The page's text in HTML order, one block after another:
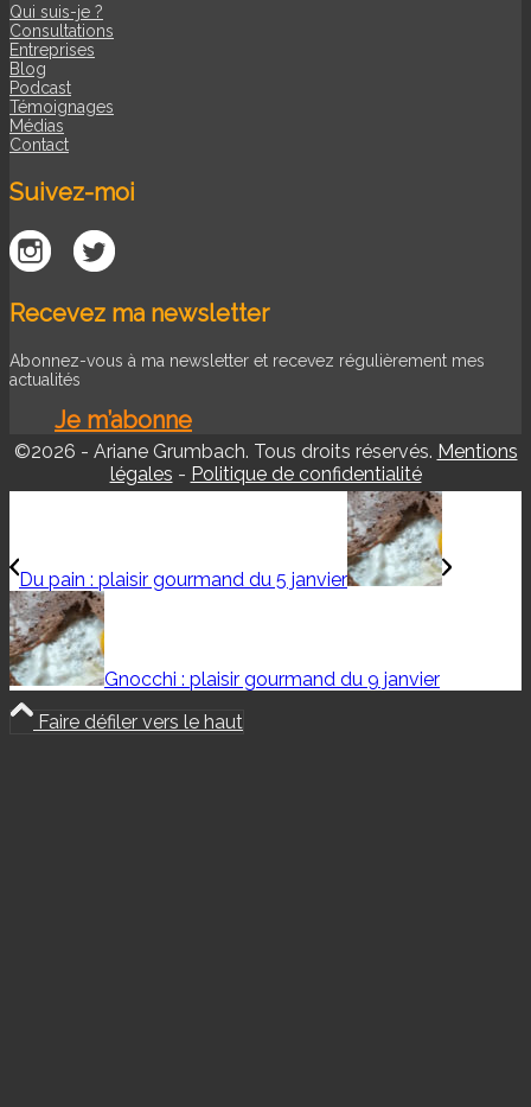
Qui suis-je ?
Consultations
Entreprises
Blog
Podcast
Témoignages
Médias
Contact
Suivez-moi
Recevez ma newsletter
Abonnez-vous à ma newsletter et recevez régulièrement mes
actualités
Je m’abonne
©2026 - Ariane Grumbach. Tous droits réservés. Mentions
légales - Politique de confidentialité
Du pain : plaisir gourmand du 5 janvier
Gnocchi : plaisir gourmand du 9 janvier
Faire défiler vers le haut